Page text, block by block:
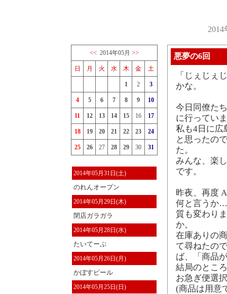
<< 2014年05月 >>
日 月 火 水 木 金 土
1 2 3
4 5 6 7 8 9 10
11 12 13 14 15 16 17
18 19 20 21 22 23 24
25 26 27 28 29 30 31
2014年05月31日(土)
のれんオープン
2014年05月29日(木)
閉店ガラガラ
2014年05月28日(水)
たいてーぷ
2014年05月26日(月)
かぼすピール
2014年05月25日(日)
悪夢の6回
「じぇじぇ
かな。
今日同僚た
に行ってい
私も4日に広
と思ったの
た。
みんな、楽
です。
昨夜、再度
何と言うか
質も変わり
か。
在庫ありの
て尋ねたの
ば、「商品
結局のとこ
お急ぎ便選
(商品は用意